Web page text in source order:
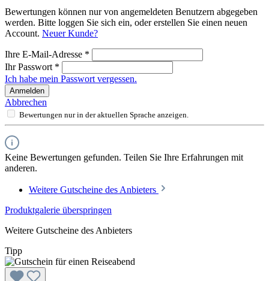
Bewertungen können nur von angemeldeten Benutzern abgegeben
werden. Bitte loggen Sie sich ein, oder erstellen Sie einen neuen
Account. Neuer Kunde?
Ihre E-Mail-Adresse *
Ihr Passwort *
Ich habe mein Passwort vergessen.
Anmelden
Abbrechen
Bewertungen nur in der aktuellen Sprache anzeigen.
Keine Bewertungen gefunden. Teilen Sie Ihre Erfahrungen mit
anderen.
Weitere Gutscheine des Anbieters
Produktgalerie überspringen
Weitere Gutscheine des Anbieters
Tipp